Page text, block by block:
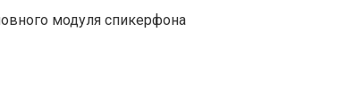
модуля спикерфона